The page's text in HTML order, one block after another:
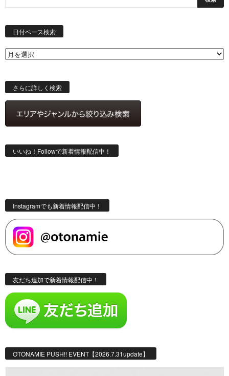
日付ベース検索
さらに詳しく検索
いいね！Followで新着情報配信中！
Instagramでも新着情報配信中！
友だち追加で新着情報配信中！
OTONAMIE PUSH!! EVENT【2026.7.31update】